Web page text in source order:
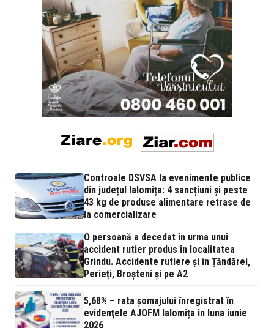
Controale DSVSA la evenimente publice
din județul Ialomița: 4 sancțiuni și peste
43 kg de produse alimentare retrase de
la comercializare
O persoană a decedat în urma unui
accident rutier produs în localitatea
Grindu. Accidente rutiere și în Țăndărei,
Perieți, Broșteni și pe A2
5,68% – rata şomajului înregistrat în
evidenţele AJOFM Ialomița în luna iunie
2026